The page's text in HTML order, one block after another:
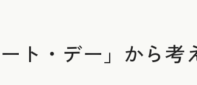
ト・デー」から